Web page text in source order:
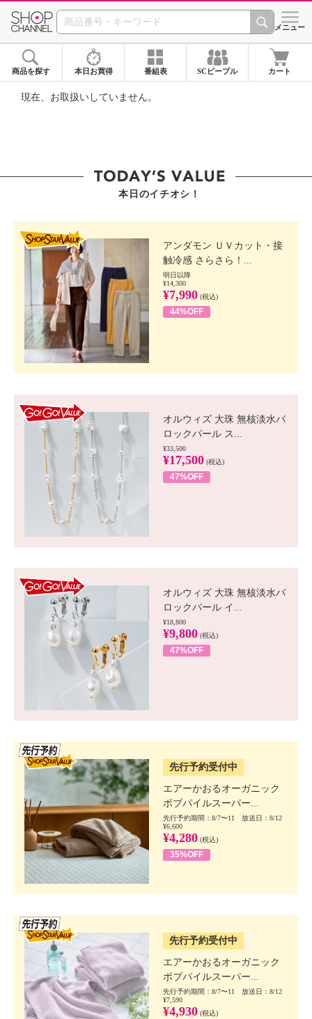
SHOP CHANNEL ショッ
メニュー
商品を探す 本日お買得 番組表 SCピープル カート
現在、お取扱いしていません。
本日のイチオシ！
アンダモン ＵＶカット・接
触冷感 さらさら！...
明日以降
¥14,300
¥7,990 (税込)
44%OFF
オルウィズ 大珠 無核淡水バ
ロックパール ス...
¥33,500
¥17,500 (税込)
47%OFF
オルウィズ 大珠 無核淡水バ
ロックパール イ...
¥18,800
¥9,800 (税込)
47%OFF
先行予約受付中
エアーかおるオーガニック
ボブパイルスーパー...
先行予約期間：8/7〜11 放送日：8/12
¥6,600
¥4,280 (税込)
35%OFF
先行予約受付中
エアーかおるオーガニック
ボブパイルスーパー...
先行予約期間：8/7〜11 放送日：8/12
¥7,590
¥4,930 (税込)